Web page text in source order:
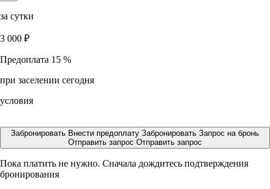
за сутки
3 000 ₽
Предоплата 15 %
при заселении сегодня
условия
Забронировать Внести предоплату Забронировать Запрос на бронь
Отправить запрос Отправить запрос
Пока платить не нужно. Сначала дождитесь подтверждения
бронирования